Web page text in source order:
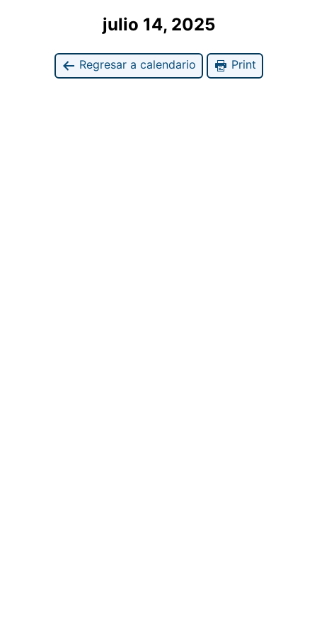
julio 14, 2025
Regresar a calendario Print